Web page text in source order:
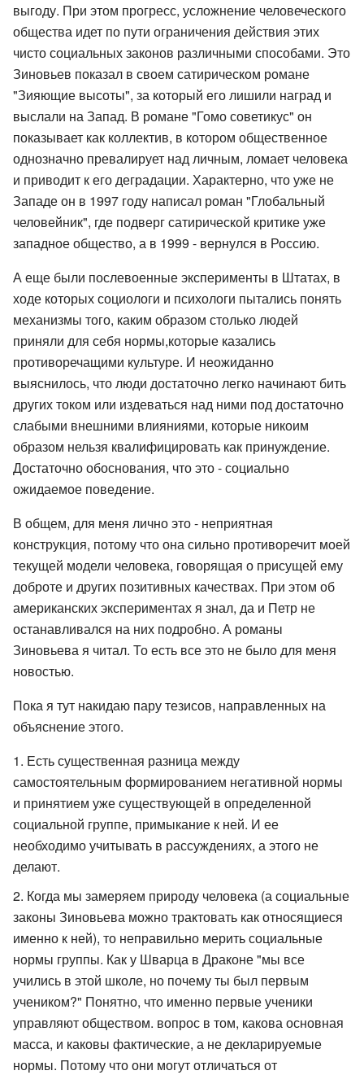
выгоду. При этом прогресс, усложнение человеческого
общества идет по пути ограничения действия этих
чисто социальных законов различными способами. Это
Зиновьев показал в своем сатирическом романе
"Зияющие высоты", за который его лишили наград и
выслали на Запад. В романе "Гомо советикус" он
показывает как коллектив, в котором общественное
однозначно превалирует над личным, ломает человека
и приводит к его деградации. Характерно, что уже не
Западе он в 1997 году написал роман "Глобальный
человейник", где подверг сатирической критике уже
западное общество, а в 1999 - вернулся в Россию.
А еще были послевоенные эксперименты в Штатах, в
ходе которых социологи и психологи пытались понять
механизмы того, каким образом столько людей
приняли для себя нормы,которые казались
противоречащими культуре. И неожиданно
выяснилось, что люди достаточно легко начинают бить
других током или издеваться над ними под достаточно
слабыми внешними влияниями, которые никоим
образом нельзя квалифицировать как принуждение.
Достаточно обоснования, что это - социально
ожидаемое поведение.
В общем, для меня лично это - неприятная
конструкция, потому что она сильно противоречит моей
текущей модели человека, говорящая о присущей ему
доброте и других позитивных качествах. При этом об
американских экспериментах я знал, да и Петр не
останавливался на них подробно. А романы
Зиновьева я читал. То есть все это не было для меня
новостью.
Пока я тут накидаю пару тезисов, направленных на
объяснение этого.
Есть существенная разница между
самостоятельным формированием негативной нормы
и принятием уже существующей в определенной
социальной группе, примыкание к ней. И ее
необходимо учитывать в рассуждениях, а этого не
делают.
Когда мы замеряем природу человека (а социальные
законы Зиновьева можно трактовать как относящиеся
именно к ней), то неправильно мерить социальные
нормы группы. Как у Шварца в Драконе "мы все
учились в этой школе, но почему ты был первым
учеником?" Понятно, что именно первые ученики
управляют обществом. вопрос в том, какова основная
масса, и каковы фактические, а не декларируемые
нормы. Потому что они могут отличаться от